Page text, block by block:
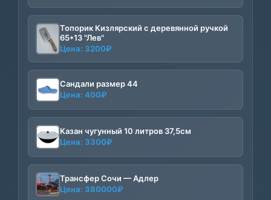
цена
составляла
3500₽.
цена:
3200₽.
Топорик Кизлярский с деревянной ручкой
65*13 "Лев"
Цена: 3200₽
Сандали размер 44
Цена: 400₽
Казан чугунный 10 литров 37,5см
Цена: 3300₽
Трансфер Сочи — Адлер
Цена: 380000₽